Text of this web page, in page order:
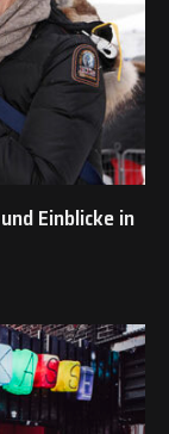
Einblicke in